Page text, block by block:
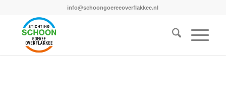
info@schoongoereeoverflakkee.nl